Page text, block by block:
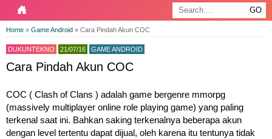
Home » Game Android » Cara Pindah Akun COC
DUKUNTEKNO 21/07/16 GAME ANDROID
Cara Pindah Akun COC
COC ( Clash of Clans ) adalah game bergenre mmorpg
(massively multiplayer online role playing game) yang paling
terkenal saat ini. Bahkan saking terkenalnya beberapa akun
dengan level tertentu dapat dijual, oleh karena itu tentunya tidak